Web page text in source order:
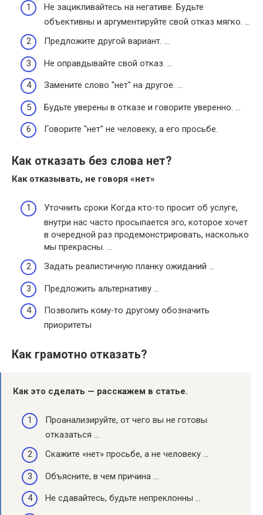
Не зацикливайтесь на негативе. Будьте
объективны и аргументируйте свой отказ мягко. …
Предложите другой вариант. …
Не оправдывайте свой отказ. …
Замените слово "нет" на другое. …
Будьте уверены в отказе и говорите уверенно. …
Говорите "нет" не человеку, а его просьбе.
Как отказать без слова нет?
Как отказывать, не говоря «нет»
Уточнить сроки Когда кто‑то просит об услуге,
внутри нас часто просыпается эго, которое хочет
в очередной раз продемонстрировать, насколько
мы прекрасны. …
Задать реалистичную планку ожиданий …
Предложить альтернативу …
Позволить кому‑то другому обозначить
приоритеты
Как грамотно отказать?
Как это сделать — расскажем в статье.
Проанализируйте, от чего вы не готовы
отказаться …
Скажите «нет» просьбе, а не человеку …
Объясните, в чем причина …
Не сдавайтесь, будьте непреклонны …